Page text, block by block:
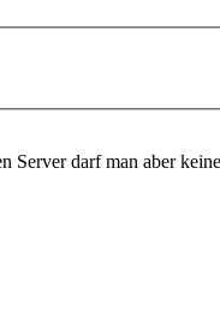
darf man aber